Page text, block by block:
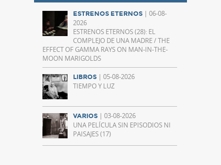
ESTRENOS ETERNOS | 06-08-
2026
ESTRENOS ETERNOS (28): EL
COMPLEJO DE UNA MADRE / THE
EFFECT OF GAMMA RAYS ON MAN-IN-THE-
MOON MARIGOLDS
LIBROS | 05-08-2026
TIEMPO Y LUZ
VARIOS | 03-08-2026
UNA PELÍCULA SIN EPISODIOS NI
PAISAJES (17)